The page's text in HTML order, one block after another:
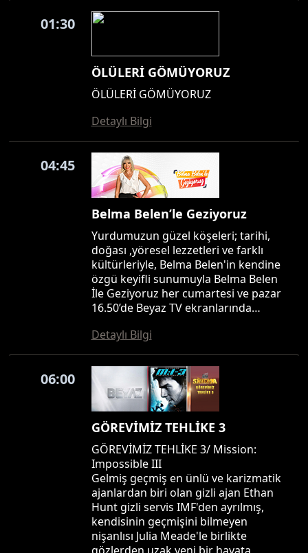
01:30
ÖLÜLERİ GÖMÜYORUZ
ÖLÜLERİ GÖMÜYORUZ
Detaylı Bilgi
04:45
Belma Belen’le Geziyoruz
Yurdumuzun güzel köşeleri; tarihi,
doğası ,yöresel lezzetleri ve farklı
kültürleriyle, Belma Belen'in kendine
özgü keyifli sunumuyla Belma Belen
İle Geziyoruz her cumartesi ve pazar
16.50’de Beyaz TV ekranlarında…
Detaylı Bilgi
06:00
GÖREVİMİZ TEHLİKE 3
GÖREVİMİZ TEHLİKE 3/ Mission:
Impossible III
Gelmiş geçmiş en ünlü ve karizmatik
ajanlardan biri olan gizli ajan Ethan
Hunt gizli servis IMF'den ayrılmış,
kendisinin geçmişini bilmeyen
nişanlısı Julia Meade'le birlikte